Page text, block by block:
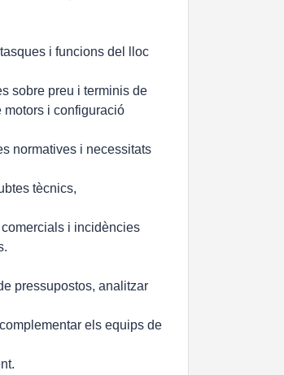
i funcions del lloc
sobre preu i terminis de
motors i configuració
normatives i necessitats
tècnics,
i incidències
pressupostos, analitzar
els equips de